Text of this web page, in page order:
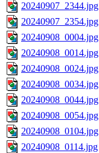
20240907_2344.jpg
20240907_2354.jpg
20240908_0004.jpg
20240908_0014.jpg
20240908_0024.jpg
20240908_0034.jpg
20240908_0044.jpg
20240908_0054.jpg
20240908_0104.jpg
20240908_0114.jpg